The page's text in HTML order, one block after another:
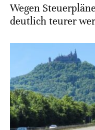
Wegen
deutlich teurer